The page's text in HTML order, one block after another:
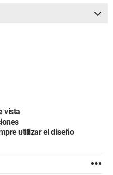
vista
utilizar el diseño